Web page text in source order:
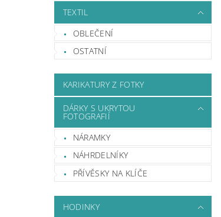
TEXTIL
OBLEČENÍ
OSTATNÍ
KARIKATURY Z FOTKY
DÁRKY S UKRYTOU
FOTOGRAFIÍ
NÁRAMKY
NÁHRDELNÍKY
PŘÍVĚSKY NA KLÍČE
HODINKY